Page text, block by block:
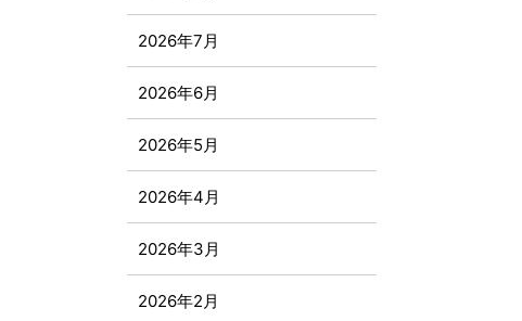
2026年7月
2026年6月
2026年5月
2026年4月
2026年3月
2026年2月